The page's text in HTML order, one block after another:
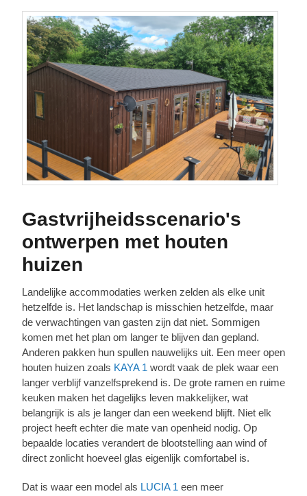
Gastvrijheidsscenario's
ontwerpen met houten
huizen
Landelijke accommodaties werken zelden als elke unit
hetzelfde is. Het landschap is misschien hetzelfde, maar
de verwachtingen van gasten zijn dat niet. Sommigen
komen met het plan om langer te blijven dan gepland.
Anderen pakken hun spullen nauwelijks uit. Een meer open
houten huizen zoals KAYA 1 wordt vaak de plek waar een
langer verblijf vanzelfsprekend is. De grote ramen en ruime
keuken maken het dagelijks leven makkelijker, wat
belangrijk is als je langer dan een weekend blijft. Niet elk
project heeft echter die mate van openheid nodig. Op
bepaalde locaties verandert de blootstelling aan wind of
direct zonlicht hoeveel glas eigenlijk comfortabel is.
Dat is waar een model als LUCIA 1 een meer